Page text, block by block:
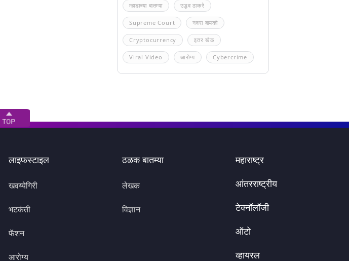
म्हाडाच्या बातम्या उद्धव ठाकरे
Supreme Court नवरा बायको
Cryptocurrency इतर खेळ
Viral Video आरोग्य Cybercrime
लाइफस्टाइल
खवय्येगिरी
भटकंती
फॅशन
आरोग्य
ठळक बातम्या
लेखक
विज्ञान
महाराष्ट्र
आंतरराष्ट्रीय
टेक्नॉलॉजी
ऑटो
व्हायरल